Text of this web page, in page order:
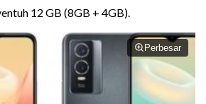
12 GB (8GB + 4GB).
Perbesar